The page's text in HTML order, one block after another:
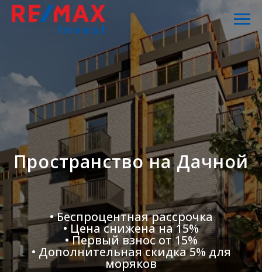
Пространство на Дачной
• Беспроцентная рассрочка
• Цена снижена на 15%
• Первый взнос от 15%
• Дополнительная скидка 5% для
моряков